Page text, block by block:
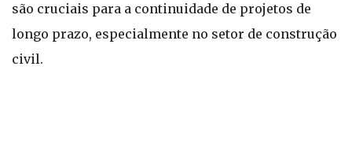
são cruciais para a continuidade de projetos de
longo prazo, especialmente no setor de construção
civil.